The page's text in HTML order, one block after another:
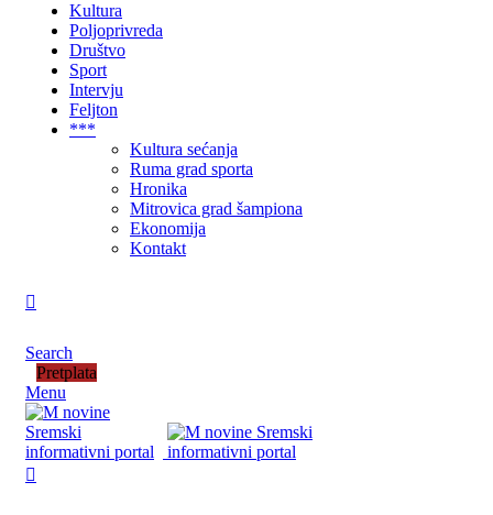
Kultura
Poljoprivreda
Društvo
Sport
Intervju
Feljton
***
Kultura sećanja
Ruma grad sporta
Hronika
Mitrovica grad šampiona
Ekonomija
Kontakt
Search
Pretplata
Menu